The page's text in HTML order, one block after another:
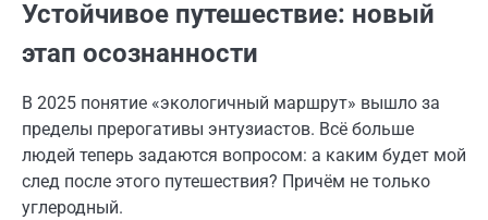
Устойчивое путешествие: новый
этап осознанности
В 2025 понятие «экологичный маршрут» вышло за
пределы прерогативы энтузиастов. Всё больше
людей теперь задаются вопросом: а каким будет мой
след после этого путешествия? Причём не только
углеродный.